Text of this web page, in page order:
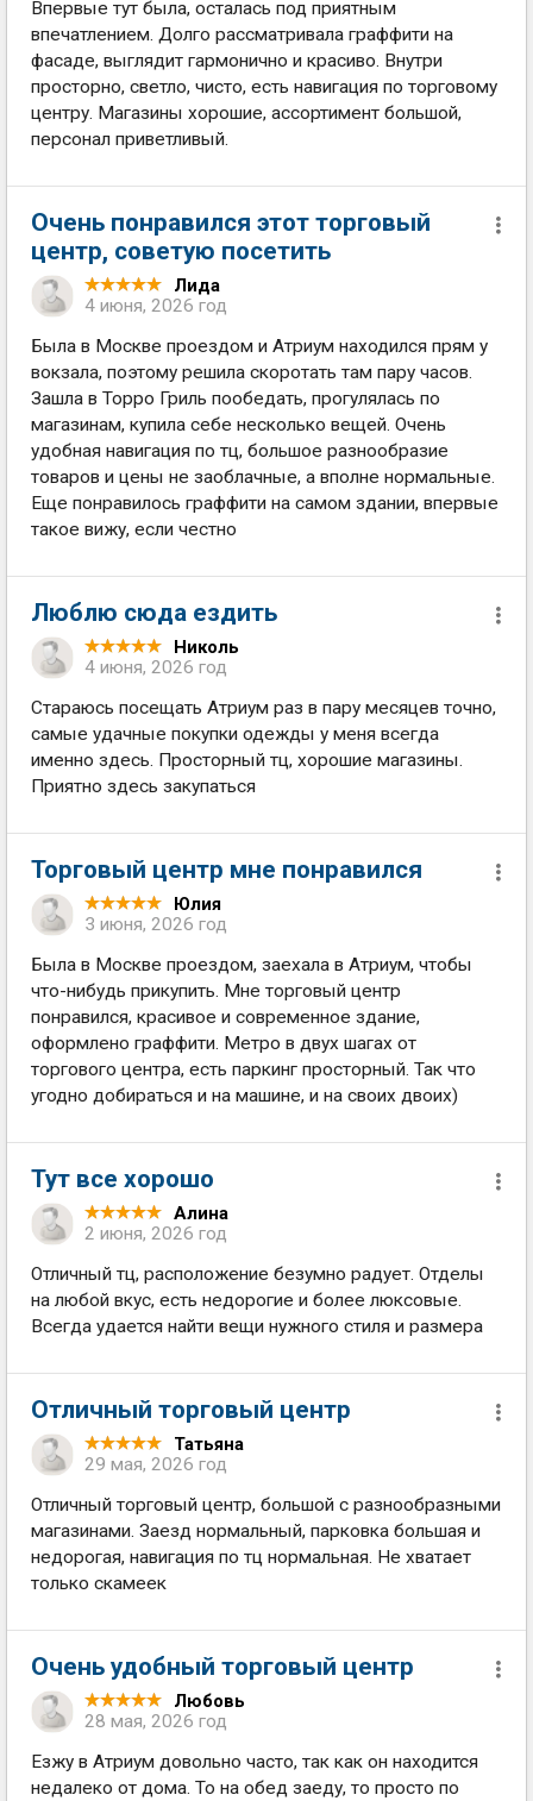
Впервые тут была, осталась под приятным
впечатлением. Долго рассматривала граффити на
фасаде, выглядит гармонично и красиво. Внутри
просторно, светло, чисто, есть навигация по торговому
центру. Магазины хорошие, ассортимент большой,
персонал приветливый.
Очень понравился этот торговый
центр, советую посетить
Лида
4 июня, 2026 год
Была в Москве проездом и Атриум находился прям у
вокзала, поэтому решила скоротать там пару часов.
Зашла в Торро Гриль пообедать, прогулялась по
магазинам, купила себе несколько вещей. Очень
удобная навигация по тц, большое разнообразие
товаров и цены не заоблачные, а вполне нормальные.
Еще понравилось граффити на самом здании, впервые
такое вижу, если честно
Люблю сюда ездить
Николь
4 июня, 2026 год
Стараюсь посещать Атриум раз в пару месяцев точно,
самые удачные покупки одежды у меня всегда
именно здесь. Просторный тц, хорошие магазины.
Приятно здесь закупаться
Торговый центр мне понравился
Юлия
3 июня, 2026 год
Была в Москве проездом, заехала в Атриум, чтобы
что-нибудь прикупить. Мне торговый центр
понравился, красивое и современное здание,
оформлено граффити. Метро в двух шагах от
торгового центра, есть паркинг просторный. Так что
угодно добираться и на машине, и на своих двоих)
Тут все хорошо
Алина
2 июня, 2026 год
Отличный тц, расположение безумно радует. Отделы
на любой вкус, есть недорогие и более люксовые.
Всегда удается найти вещи нужного стиля и размера
Отличный торговый центр
Татьяна
29 мая, 2026 год
Отличный торговый центр, большой с разнообразными
магазинами. Заезд нормальный, парковка большая и
недорогая, навигация по тц нормальная. Не хватает
только скамеек
Очень удобный торговый центр
Любовь
28 мая, 2026 год
Езжу в Атриум довольно часто, так как он находится
недалеко от дома. То на обед заеду, то просто по